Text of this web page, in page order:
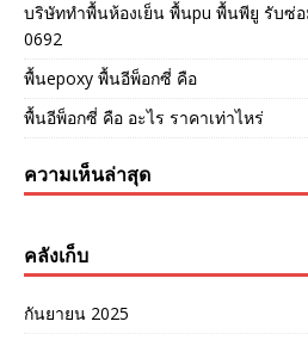
บริษัททำพื้นห้องเย็น พื้นpu พื้นพียู รับซ่
0692
พื้นepoxy พื้นอีพ็อกซี่ คือ
พื้นอีพ็อกซี่ คือ อะไร ราคาเท่าไหร่
ความเห็นล่าสุด
คลังเก็บ
กันยายน 2025